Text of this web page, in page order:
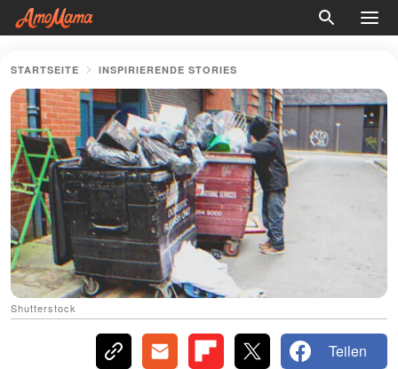
STARTSEITE INSPIRIERENDE STORIES
Shutterstock
Teilen